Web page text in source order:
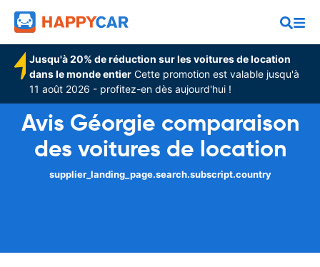
Jusqu'à 20% de réduction sur les voitures de location
dans le monde entier Cette promotion est valable jusqu'à
11 août 2026 - profitez-en dès aujourd'hui !
Avis Géorgie comparaison
des voitures de location
supplier_landing_page.search.subscript.country